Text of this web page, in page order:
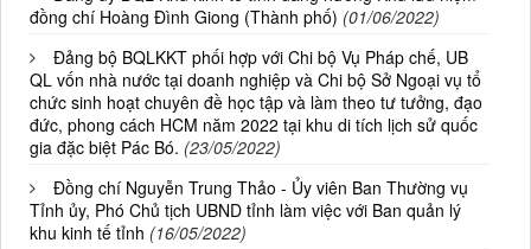
đồng chí Hoàng Đình Giong (Thành phố) (01/06/2022)
Đảng bộ BQLKKT phối hợp với Chi bộ Vụ Pháp chế, UB
QL vốn nhà nước tại doanh nghiệp và Chi bộ Sở Ngoại vụ tổ
chức sinh hoạt chuyên đề học tập và làm theo tư tưởng, đạo
đức, phong cách HCM năm 2022 tại khu di tích lịch sử quốc
gia đặc biệt Pác Bó. (23/05/2022)
Đồng chí Nguyễn Trung Thảo - Ủy viên Ban Thường vụ
Tỉnh ủy, Phó Chủ tịch UBND tỉnh làm việc với Ban quản lý
khu kinh tế tỉnh (16/05/2022)